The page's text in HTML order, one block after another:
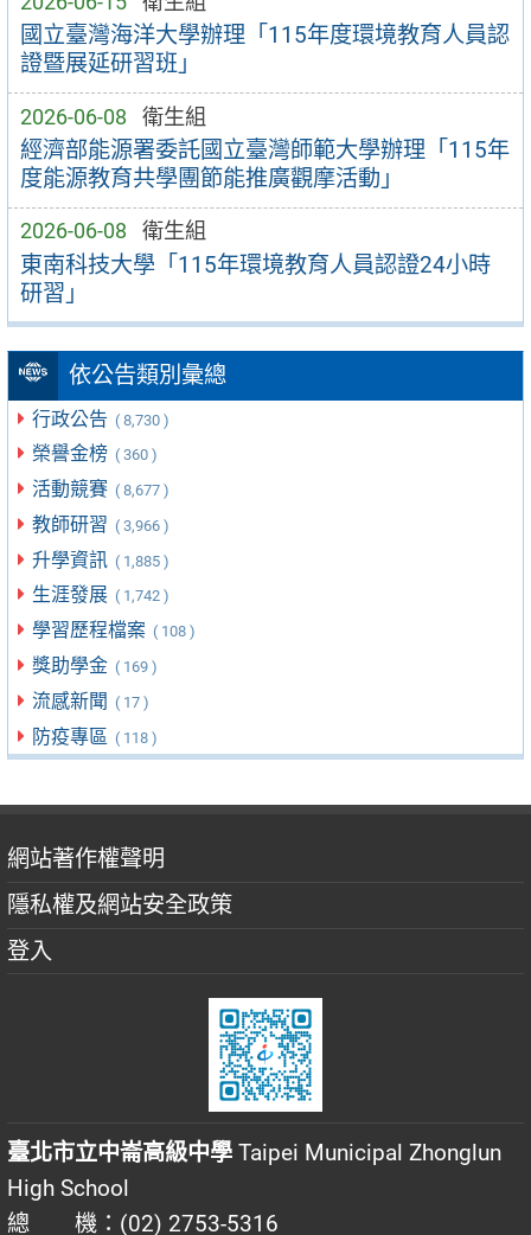
國立臺灣海洋大學辦理「115年度環境教育人員認
證暨展延研習班」
2026-06-08 衛生組
經濟部能源署委託國立臺灣師範大學辦理「115年
度能源教育共學團節能推廣觀摩活動」
2026-06-08 衛生組
東南科技大學「115年環境教育人員認證24小時
研習」
依公告類別彙總
行政公告 ( 8,730 )
榮譽金榜 ( 360 )
活動競賽 ( 8,677 )
教師研習 ( 3,966 )
升學資訊 ( 1,885 )
生涯發展 ( 1,742 )
學習歷程檔案 ( 108 )
獎助學金 ( 169 )
流感新聞 ( 17 )
防疫專區 ( 118 )
網站著作權聲明
隱私權及網站安全政策
登入
臺北市立中崙高級中學 Taipei Municipal Zhonglun
High School
總 機：(02) 2753-5316